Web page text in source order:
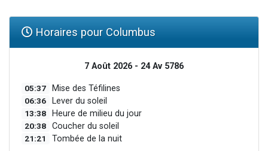
Horaires pour Columbus
7 Août 2026 - 24 Av 5786
05:37 Mise des Téfilines
06:36 Lever du soleil
13:38 Heure de milieu du jour
20:38 Coucher du soleil
21:21 Tombée de la nuit